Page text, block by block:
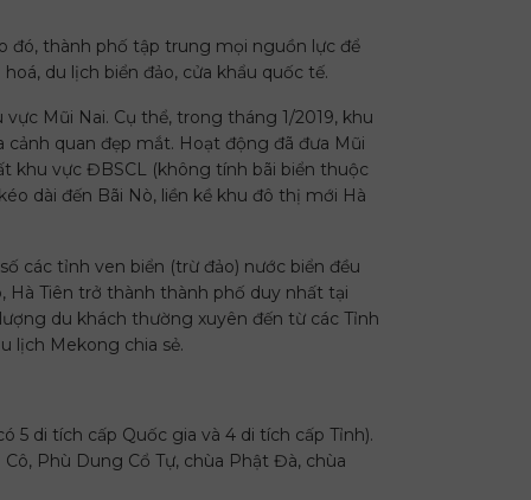
đó, thành phố tập trung mọi nguồn lực để
du lịch biển đảo, cửa khẩu quốc tế.
Mũi Nai. Cụ thể, trong tháng 1/2019, khu
cảnh quan đẹp mắt. Hoạt động đã đưa Mũi
khu vực ĐBSCL (không tính bãi biển thuộc
dài đến Bãi Nò, liền kề khu đô thị mới Hà
các tỉnh ven biển (trừ đảo) nước biển đều
Hà Tiên trở thành thành phố duy nhất tại
du khách thường xuyên đến từ các Tỉnh
lịch Mekong chia sẻ.
di tích cấp Quốc gia và 4 di tích cấp Tỉnh).
Phù Dung Cổ Tự, chùa Phật Đà, chùa